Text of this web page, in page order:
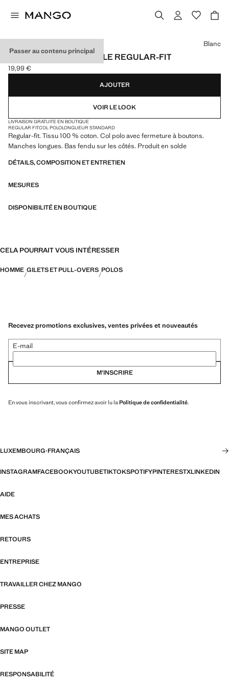
Passer au contenu principal
PULL-OVER POLO MAILLE REGULAR-FIT
Prix actuel [19,99 € ]
19,99 €
Choisissez une couleur
Blanc
AJOUTER
VOIR LE LOOK
LIVRAISON GRATUITE EN BOUTIQUE
REGULAR FITCOL POLOLONGUEUR STANDARD
Regular-fit. Tissu 100 % coton. Col polo avec fermeture à boutons.
Manches longues. Bas fendu sur les côtés. Produit en solde
DÉTAILS, COMPOSITION ET ENTRETIEN
MESURES
DISPONIBILITÉ EN BOUTIQUE
CELA POURRAIT VOUS INTÉRESSER
HOMME GILETS ET PULL-OVERS POLOS
Recevez promotions exclusives, ventes privées et nouveautés
E-mail
M’INSCRIRE
En vous inscrivant, vous confirmez avoir lu la Politique de confidentialité.
LUXEMBOURG·FRANÇAIS
INSTAGRAMFACEBOOKYOUTUBETIKTOKSPOTIFYPINTERESTXLINKEDIN
AIDE
MES ACHATS
RETOURS
ENTREPRISE
TRAVAILLER CHEZ MANGO
PRESSE
MANGO OUTLET
SITE MAP
RESPONSABILITÉ